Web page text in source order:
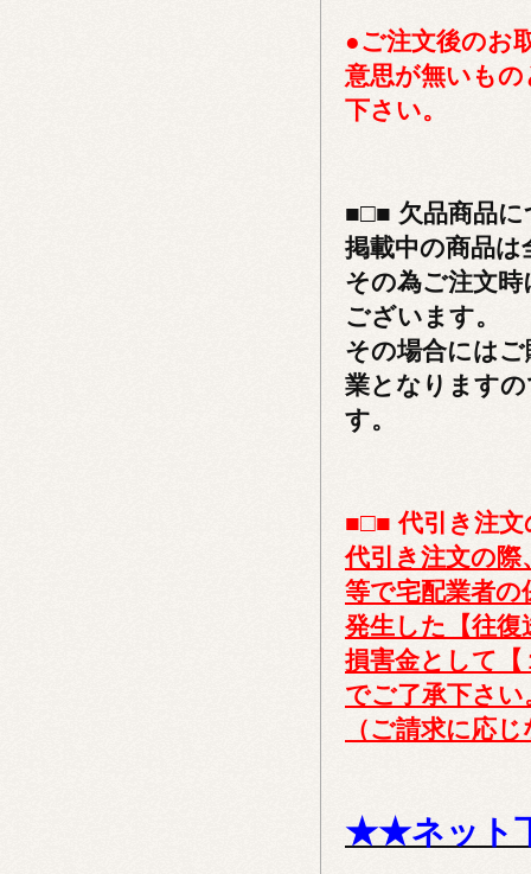
●ご注文後のお
意思が無いも
下さい。
■□■ 欠品商品
掲載中の商品
その為ご注文
ございます。
その場合には
業となります
す。
■□■ 代引き注
代引き注文の
等で宅配業者
発生した【往復
損害金として
でご了承下さい
（ご請求に応
★★ネット